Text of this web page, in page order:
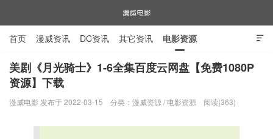
漫威电影

首页 漫威资讯 DC资讯 其它资讯 电影资源
电视剧资源 漫威图片
美剧《月光骑士》1-6全集百度云网盘【免费1080P
资源】下载
漫威电影 发布于 2022-03-15 分类： 漫威资源 / 电影资源 阅读(363)